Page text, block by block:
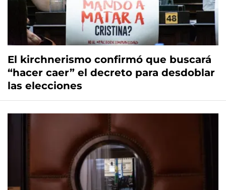
El kirchnerismo confirmó que buscará
“hacer caer” el decreto para desdoblar
las elecciones